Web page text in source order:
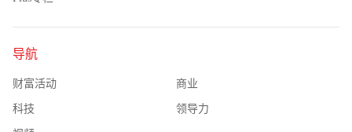
导航
财富活动 商业
科技 领导力